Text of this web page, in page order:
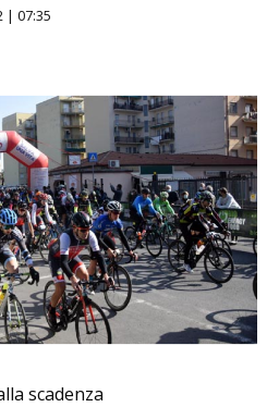
| 07:35
scadenza